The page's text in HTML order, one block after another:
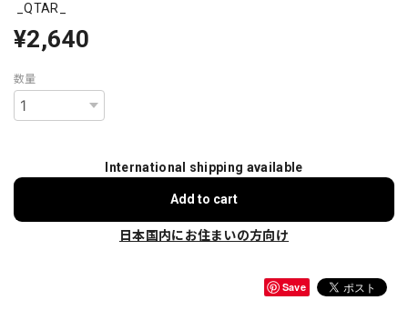
_QTAR_
¥2,640
数量
International shipping available
Add to cart
日本国内にお住まいの方向け
Save